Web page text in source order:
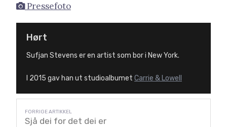
Pressefoto
Hørt
Sufjan Stevens er en artist som bor i New York.
I 2015 gav han ut studioalbumet Carrie & Lowell
Sjå dei for det dei er